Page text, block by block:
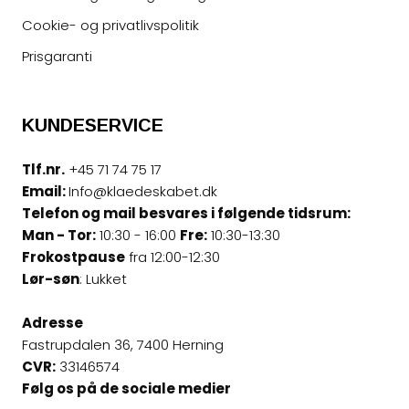
Cookie- og privatlivspolitik
Prisgaranti
KUNDESERVICE
Tlf.nr. +45 71 74 75 17
Email:Info@klaedeskabet.dk
Telefon og mail besvares i følgende tidsrum:
Man - Tor:10:30 - 16:00 Fre:10:30-13:30
Frokostpausefra 12:00-12:30
Lør-søn: Lukket
Adresse
Fastrupdalen 36, 7400 Herning
CVR: 33146574
Følg os på de sociale medier